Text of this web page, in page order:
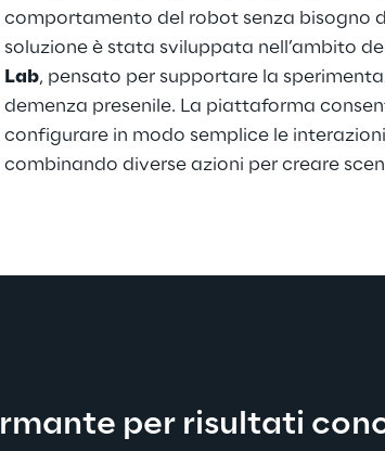
comportamento del robot senza bisogno
soluzione è stata sviluppata nell’ambito del
Lab, pensato per supportare la
demenza presenile. La piattaforma
configurare in modo semplice le interazioni
combinando diverse azioni per creare
per risultati